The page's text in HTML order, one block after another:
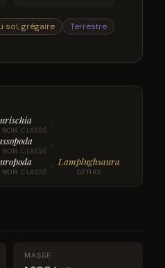
sol, grégaire Terrestre
CLASSÉ ›
CLASSÉ ›
CLASSÉ › Lamplughsaura
GENRE
MASSE